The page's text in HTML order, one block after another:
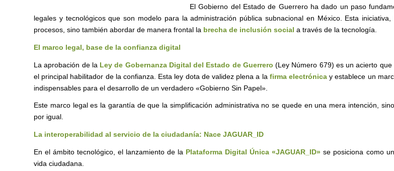
El Gobierno del Estado de Guerrero ha dado un paso
legales y tecnológicos que son modelo para la administración pública subnacional en México. Esta
procesos, sino también abordar de manera frontal la brecha de inclusión social a través de la tecnología.
El marco legal, base de la confianza digital
La aprobación de la Ley de Gobernanza Digital del Estado de Guerrero (Ley Número 679) es un acierto
el principal habilitador de la confianza. Esta ley dota de validez plena a la firma electrónica y establece un
indispensables para el desarrollo de un verdadero «Gobierno Sin Papel».
Este marco legal es la garantía de que la simplificación administrativa no se quede en una mera intención,
por igual.
La interoperabilidad al servicio de la ciudadanía: Nace JAGUAR_ID
En el ámbito tecnológico, el lanzamiento de la Plataforma Digital Única «JAGUAR_ID» se posiciona como
vida ciudadana.